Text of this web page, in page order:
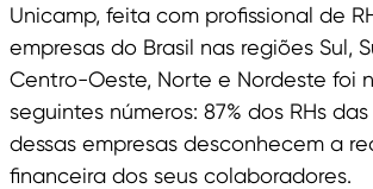
Unicamp, feita com profissional de
empresas do Brasil nas regiões Sul,
Centro-Oeste, Norte e Nordeste foi
seguintes números: 87% dos RHs
dessas empresas desconhecem a
financeira dos seus colaboradores.